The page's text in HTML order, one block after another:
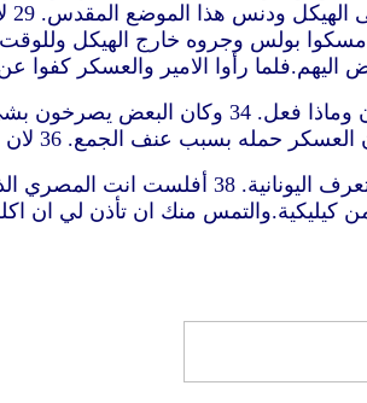
33 حينئذ اقترب الامير وامسكه وامر ان يقيد
37 واذ قارب بولس ان يدخل المعسكر قال للامير